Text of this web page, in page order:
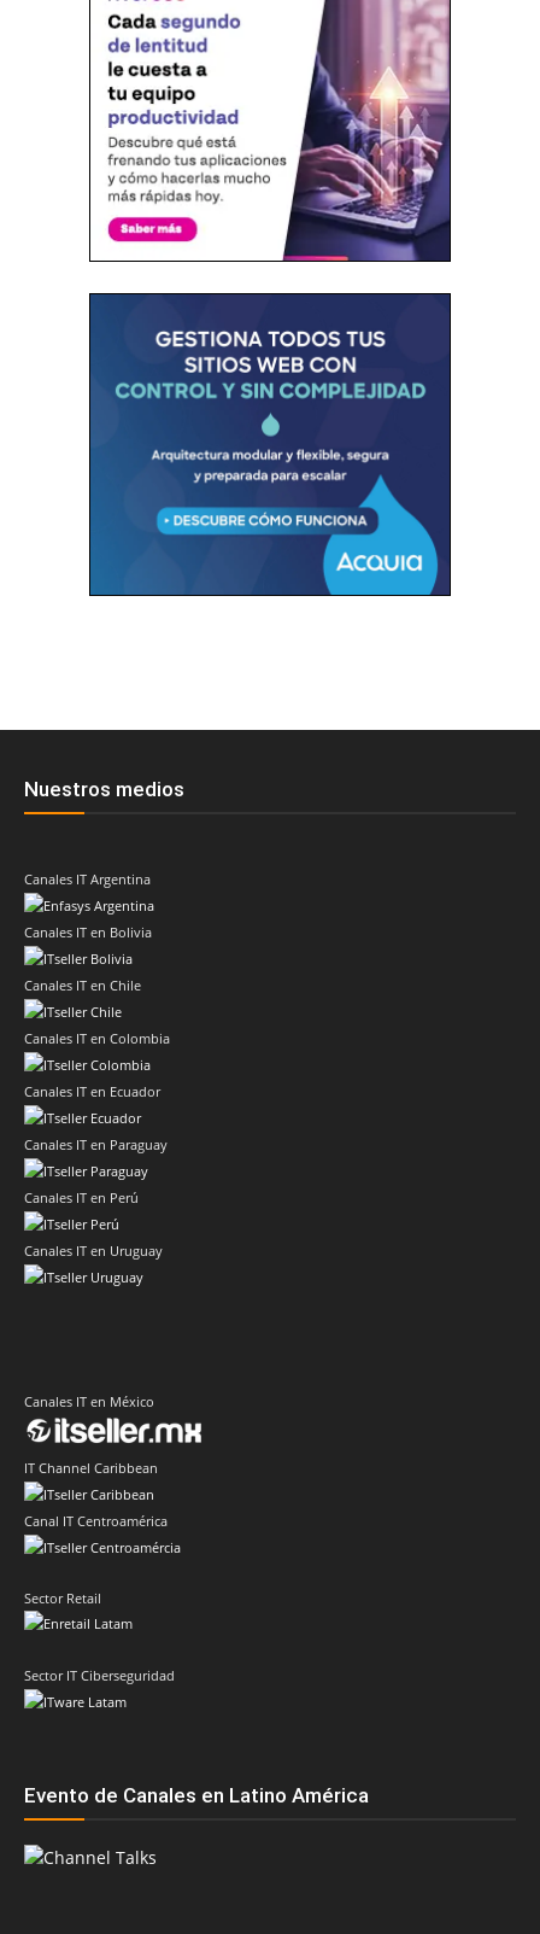
Nuestros medios
Canales IT Argentina
Canales IT en Bolivia
Canales IT en Chile
Canales IT en Colombia
Canales IT en Ecuador
Canales IT en Paraguay
Canales IT en Perú
Canales IT en Uruguay
Canales IT en México
IT Channel Caribbean
Canal IT Centroamérica
Sector Retail
Sector IT Ciberseguridad
Evento de Canales en Latino América